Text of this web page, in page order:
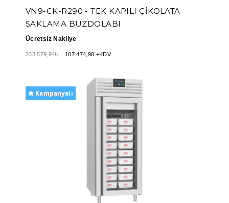
VN9-CK-R290 - TEK KAPILI ÇIKOLATA
SAKLAMA BUZDOLABI
Ücretsiz Nakliye
233.579,94₺ 107.474,98 +KDV
Kampanyalı